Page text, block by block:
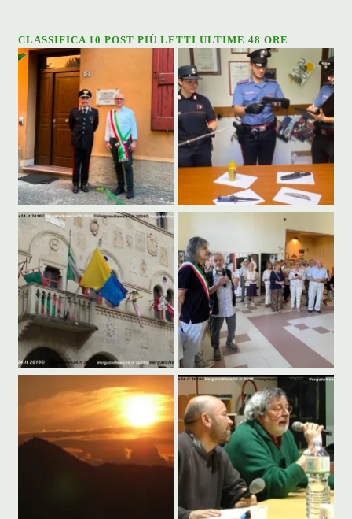
CLASSIFICA 10 POST PIÙ LETTI ULTIME 48 ORE